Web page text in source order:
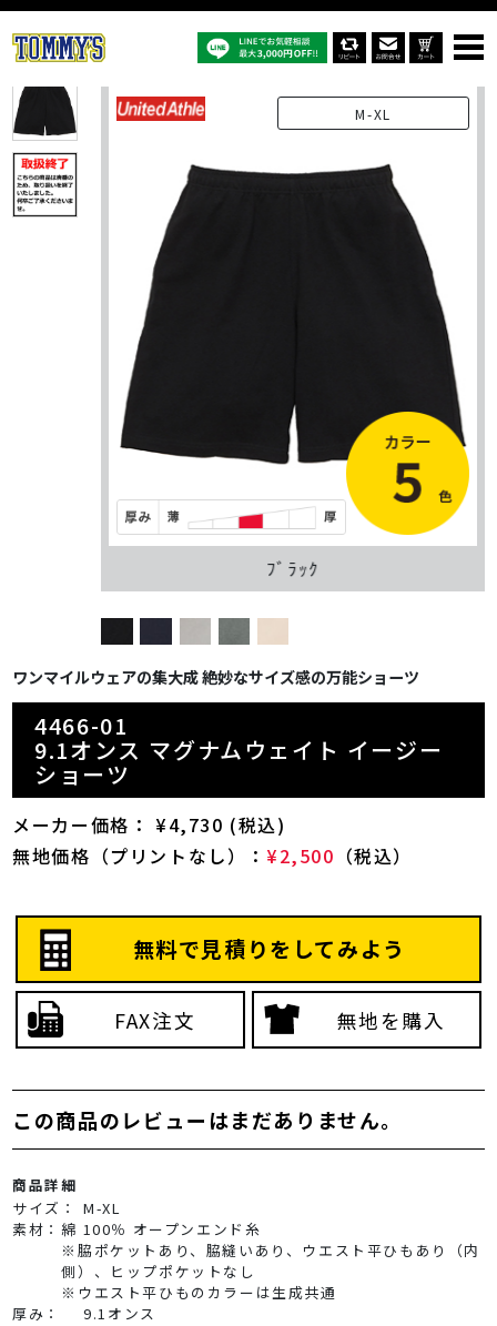
4466-01：9.1オンス マグナムウェイト イージー ショーツ
M-XL
ﾌﾞﾗｯｸ
ワンマイルウェアの集大成 絶妙なサイズ感の万能ショーツ
4466-01
9.1オンス マグナムウェイト イージー
ショーツ
メーカー価格： ¥4,730 (税込)
無地価格（プリントなし）： ¥2,500 （税込）
無料で見積りをしてみよう
FAX注文 無地を購入
この商品のレビューはまだありません。
商品詳細
サイズ：
M-XL
素材：綿 100％ オープンエンド糸
※脇ポケットあり、脇縫いあり、ウエスト平ひもあり（内
側）、ヒップポケットなし
※ウエスト平ひものカラーは生成共通
厚み：
9.1オンス